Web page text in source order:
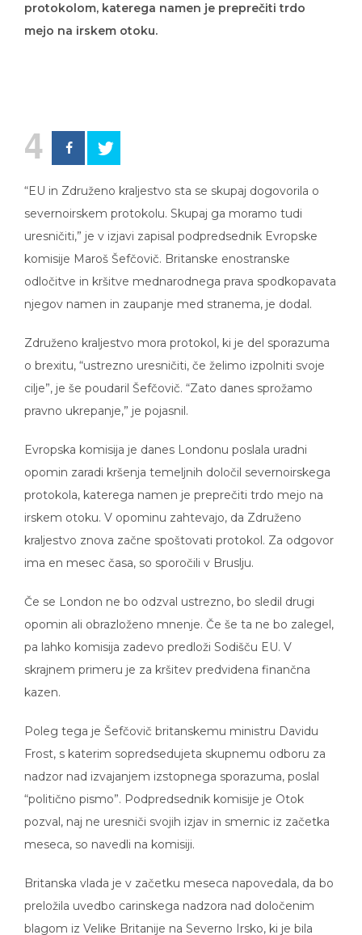
protokolom, katerega namen je preprečiti trdo
mejo na irskem otoku.
4
“EU in Združeno kraljestvo sta se skupaj dogovorila o
severnoirskem protokolu. Skupaj ga moramo tudi
uresničiti,” je v izjavi zapisal podpredsednik Evropske
komisije Maroš Šefčovič. Britanske enostranske
odločitve in kršitve mednarodnega prava spodkopavata
njegov namen in zaupanje med stranema, je dodal.
Združeno kraljestvo mora protokol, ki je del sporazuma
o brexitu, “ustrezno uresničiti, če želimo izpolniti svoje
cilje”, je še poudaril Šefčovič. “Zato danes sprožamo
pravno ukrepanje,” je pojasnil.
Evropska komisija je danes Londonu poslala uradni
opomin zaradi kršenja temeljnih določil severnoirskega
protokola, katerega namen je preprečiti trdo mejo na
irskem otoku. V opominu zahtevajo, da Združeno
kraljestvo znova začne spoštovati protokol. Za odgovor
ima en mesec časa, so sporočili v Bruslju.
Če se London ne bo odzval ustrezno, bo sledil drugi
opomin ali obrazloženo mnenje. Če še ta ne bo zalegel,
pa lahko komisija zadevo predloži Sodišču EU. V
skrajnem primeru je za kršitev predvidena finančna
kazen.
Poleg tega je Šefčovič britanskemu ministru Davidu
Frost, s katerim sopredsedujeta skupnemu odboru za
nadzor nad izvajanjem izstopnega sporazuma, poslal
“politično pismo”. Podpredsednik komisije je Otok
pozval, naj ne uresniči svojih izjav in smernic iz začetka
meseca, so navedli na komisiji.
Britanska vlada je v začetku meseca napovedala, da bo
preložila uvedbo carinskega nadzora nad določenim
blagom iz Velike Britanije na Severno Irsko, ki je bila